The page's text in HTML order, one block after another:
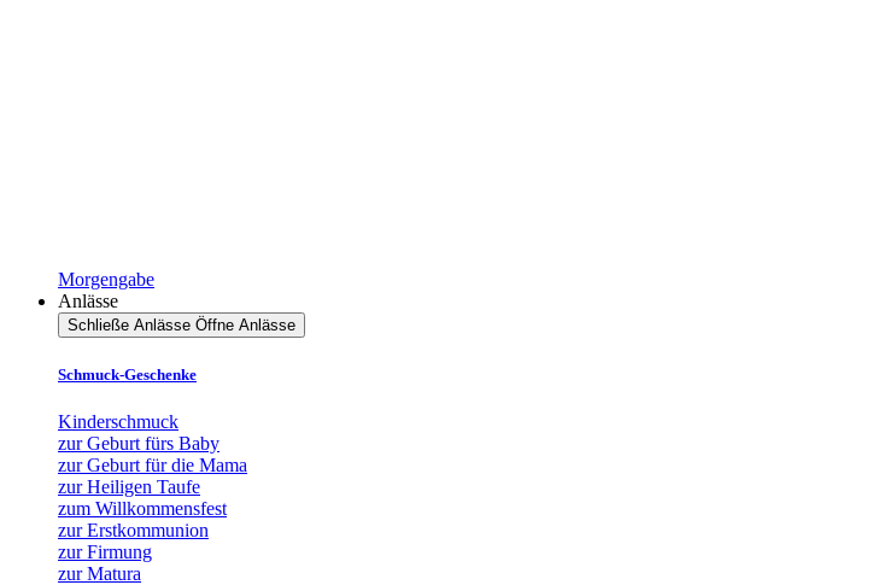
Morgengabe
Anlässe
Schließe Anlässe Öffne Anlässe
Schmuck-Geschenke
Kinderschmuck
zur Geburt fürs Baby
zur Geburt für die Mama
zur Heiligen Taufe
zum Willkommensfest
zur Erstkommunion
zur Firmung
zur Matura